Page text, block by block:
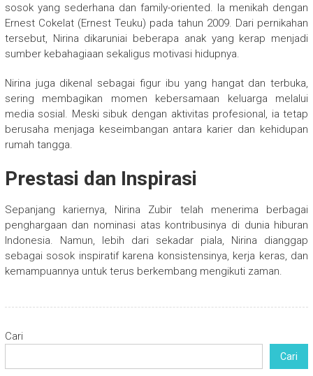
sosok yang sederhana dan family-oriented. Ia menikah dengan
Ernest Cokelat (Ernest Teuku) pada tahun 2009. Dari pernikahan
tersebut, Nirina dikaruniai beberapa anak yang kerap menjadi
sumber kebahagiaan sekaligus motivasi hidupnya.
Nirina juga dikenal sebagai figur ibu yang hangat dan terbuka,
sering membagikan momen kebersamaan keluarga melalui
media sosial. Meski sibuk dengan aktivitas profesional, ia tetap
berusaha menjaga keseimbangan antara karier dan kehidupan
rumah tangga.
Prestasi dan Inspirasi
Sepanjang kariernya, Nirina Zubir telah menerima berbagai
penghargaan dan nominasi atas kontribusinya di dunia hiburan
Indonesia. Namun, lebih dari sekadar piala, Nirina dianggap
sebagai sosok inspiratif karena konsistensinya, kerja keras, dan
kemampuannya untuk terus berkembang mengikuti zaman.
Cari
Cari